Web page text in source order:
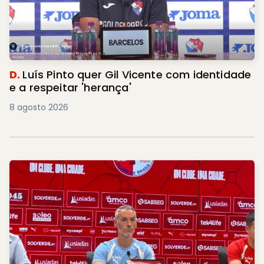
D. Luís Pinto quer Gil Vicente com identidade
e a respeitar 'herança'
8 agosto 2026